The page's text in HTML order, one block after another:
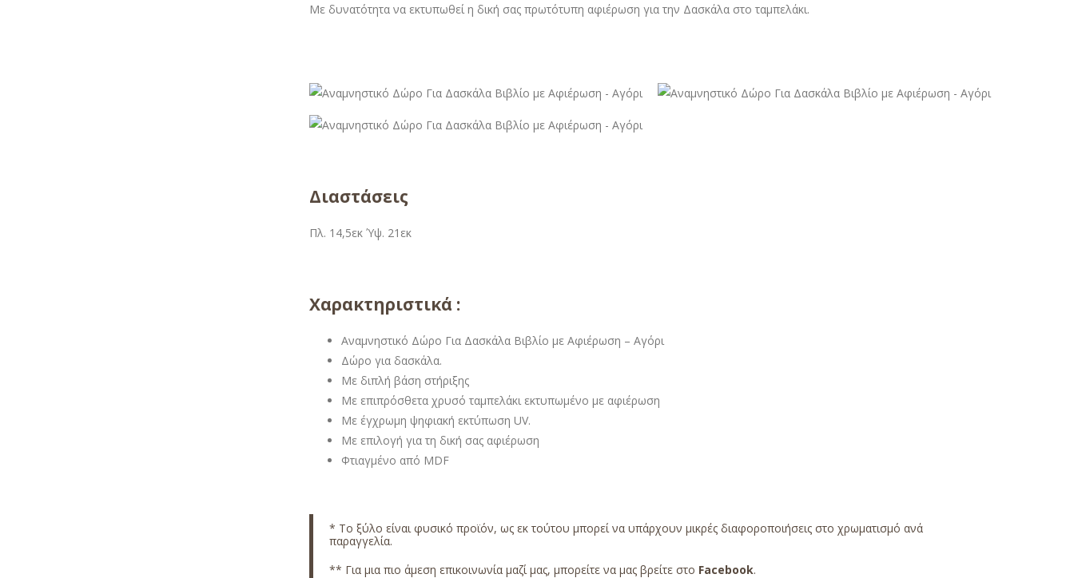
Με δυνατότητα να εκτυπωθεί η δική σας πρωτότυπη αφιέρωση για την Δασκάλα στο ταμπελάκι.
Διαστάσεις
Πλ. 14,5εκ Ύψ. 21εκ
Χαρακτηριστικά :
Αναμνηστικό Δώρο Για Δασκάλα Βιβλίο με Αφιέρωση – Αγόρι
Δώρο για δασκάλα.
Με διπλή βάση στήριξης
Με επιπρόσθετα χρυσό ταμπελάκι εκτυπωμένο με αφιέρωση
Με έγχρωμη ψηφιακή εκτύπωση UV.
Με επιλογή για τη δική σας αφιέρωση
Φτιαγμένο από MDF
* Το ξύλο είναι φυσικό προϊόν, ως εκ τούτου μπορεί να υπάρχουν μικρές διαφοροποιήσεις στο χρωματισμό ανά
παραγγελία.
** Για μια πιο άμεση επικοινωνία μαζί μας, μπορείτε να μας βρείτε στο Facebook.